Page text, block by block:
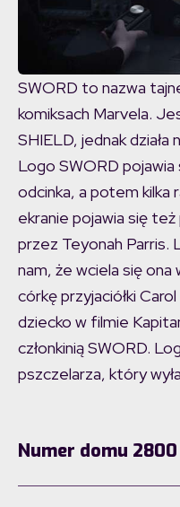
SWORD to nazwa
komiksach Marvela.
SHIELD, jednak działa
Logo SWORD pojawia
odcinka, a potem kilka
ekranie pojawia się
przez Teyonah Parris.
nam, że wciela się ona
córkę przyjaciółki
dziecko w filmie
członkinią SWORD.
pszczelarza, który
Numer domu 2800